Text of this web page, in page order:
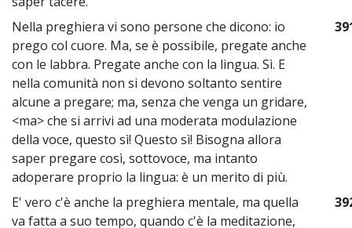
Nella preghiera vi sono persone che dicono: io
prego col cuore. Ma, se è possibile, pregate anche
con le labbra. Pregate anche con la lingua. Sì. E
nella comunità non si devono soltanto sentire
alcune a pregare; ma, senza che venga un gridare,
<ma> che si arrivi ad una moderata modulazione
della voce, questo sì! Questo sì! Bisogna allora
saper pregare così, sottovoce, ma intanto
adoperare proprio la lingua: è un merito di più.
E' vero c'è anche la preghiera mentale, ma quella
va fatta a suo tempo, quando c'è la meditazione,